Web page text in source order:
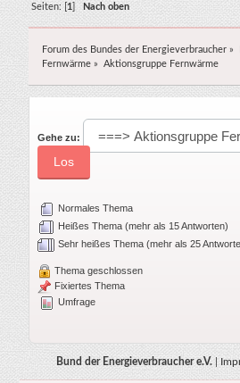
Seiten: [ 1 Nach oben
Forum des Bundes der Energieverbraucher »
Fernwärme » Aktionsgruppe Fernwärme
Gehe zu:
Normales Thema
Heißes Thema (mehr als 15 Antworten)
Sehr heißes Thema (mehr als 25
Thema geschlossen
Fixiertes Thema
Umfrage
Bund der Energieverbraucher e.V.